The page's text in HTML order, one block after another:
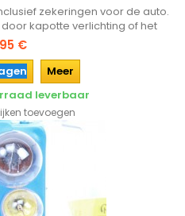
zekeringen voor de auto.
kapotte verlichting of het
dure autolampen bij het
€
Meer
leverbaar
toevoegen